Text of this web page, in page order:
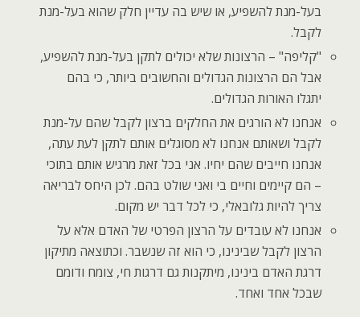
בעל-מנת להשפיע, או שיש בה עדיין חלק שהוא בעל-מנת
לקבל.
"קליפה" – הרצונות שלא יכולים לתקן בעל-מנת להשפיע,
אבל הם הרצונות הגדולים והחשובים ביותר, כי בהם
יתגלו האורות הגדולים.
אנחנו לא הורגים את החלקים ברצון לקבל שהם על-מנת
לקבל ושאותם אנחנו לא מסוגלים אותם לתקן לעת עתה,
אנחנו חייבים שהם יחיו. אני בכל זאת מרגיש אותם בתוכי
– הם קיימים וחיים בי ואני שולט בהם. לכן היחס לבריאה
צריך להיות גלובאלי, כי לכל דבר יש מקום.
אנחנו לא עובדים על הרצון הפרטי של האדם אלא על
הרצון לקבל שבינינו, כי הוא זה שנשבר. וכתוצאה מתיקון
דרגת האדם בינינו, מיתקנות גם דרגות חי, צומח ודומם
שבכל אחד ואחד.